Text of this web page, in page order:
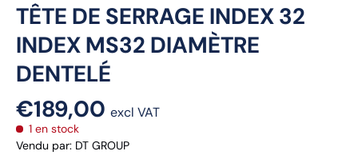
TÊTE DE SERRAGE INDEX 32
INDEX MS32 DIAMÈTRE
DENTELÉ
€189,00 excl VAT
1 en stock
Vendu par: DT GROUP